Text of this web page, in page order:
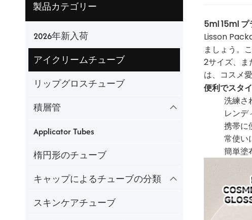
製品カテゴリー
2026年新入荷
アイクリームチューブ
リップグロスチューブ
積層管
Applicator Tubes
楕円形のチューブ
キャップによるチューブの分類
スキンケアチューブ
5ml 15ml プ
Lisson
ましょう。
2サイズ、ま
は、コスメ
便利でスタ
洗練さ
レンデ
携帯に
常使い
簡単塗